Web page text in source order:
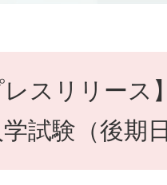
レスリリー
試験（後期